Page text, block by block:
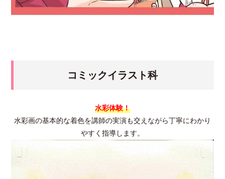
コミックイラスト科
水彩体験！
水彩画の基本的な着色を講師の実演も交えながら丁寧にわかり
やすく指導します。